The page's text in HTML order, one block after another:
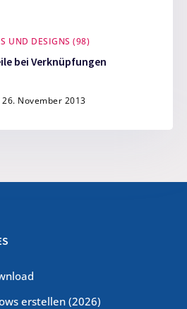
UND DESIGNS (98)
bei Verknüpfungen
26. November 2013
erstellen (2026)